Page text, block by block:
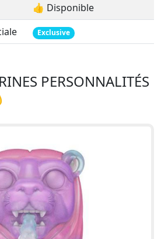
👍 Disponible
Exclusive
PERSONNALITÉS